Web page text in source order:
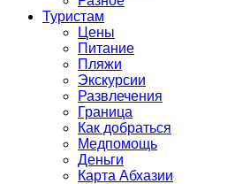
Туристам
Цены
Питание
Пляжи
Экскурсии
Развлечения
Граница
Как добраться
Медпомощь
Деньги
Карта Абхазии